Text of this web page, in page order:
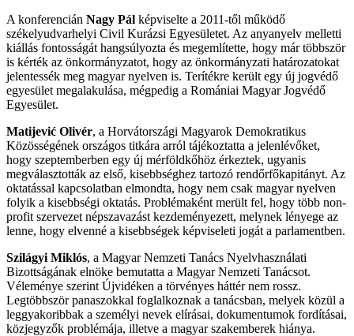
A konferencián Nagy Pál képviselte a 2011-től működő
székelyudvarhelyi Civil Kurázsi Egyesületet. Az anyanyelv melletti
kiállás fontosságát hangsúlyozta és megemlítette, hogy már többször
is kérték az önkormányzatot, hogy az önkormányzati határozatokat
jelentessék meg magyar nyelven is. Terítékre került egy új jogvédő
egyesület megalakulása, mégpedig a Romániai Magyar Jogvédő
Egyesület.
Matijević Olivér, a Horvátországi Magyarok Demokratikus
Közösségének országos titkára arról tájékoztatta a jelenlévőket,
hogy szeptemberben egy új mérföldkőhöz érkeztek, ugyanis
megválasztották az első, kisebbséghez tartozó rendőrfőkapitányt. Az
oktatással kapcsolatban elmondta, hogy nem csak magyar nyelven
folyik a kisebbségi oktatás. Problémaként merült fel, hogy több non-
profit szervezet népszavazást kezdeményezett, melynek lényege az
lenne, hogy elvenné a kisebbségek képviseleti jogát a parlamentben.
Szilágyi Miklós, a Magyar Nemzeti Tanács Nyelvhasználati
Bizottságának elnöke bemutatta a Magyar Nemzeti Tanácsot.
Véleménye szerint Újvidéken a törvényes háttér nem rossz.
Legtöbbször panaszokkal foglalkoznak a tanácsban, melyek közül a
leggyakoribbak a személyi nevek elírásai, dokumentumok fordításai,
közjegyzők problémája, illetve a magyar szakemberek hiánya.